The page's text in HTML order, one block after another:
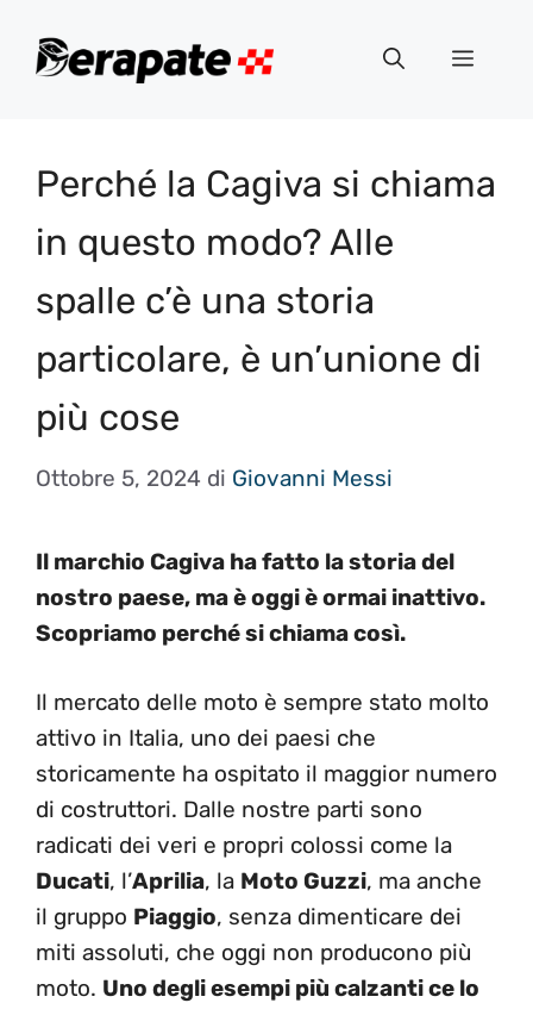
Menu
Perché la Cagiva si chiama
in questo modo? Alle
spalle c’è una storia
particolare, è un’unione di
più cose
Ottobre 5, 2024 di Giovanni Messi
Il marchio Cagiva ha fatto la storia del
nostro paese, ma è oggi è ormai inattivo.
Scopriamo perché si chiama così.
Il mercato delle moto è sempre stato molto
attivo in Italia, uno dei paesi che
storicamente ha ospitato il maggior numero
di costruttori. Dalle nostre parti sono
radicati dei veri e propri colossi come la
Ducati, l’Aprilia, la Moto Guzzi, ma anche
il gruppo Piaggio, senza dimenticare dei
miti assoluti, che oggi non producono più
moto. Uno degli esempi più calzanti ce lo